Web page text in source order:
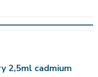
2,5ml cadmium